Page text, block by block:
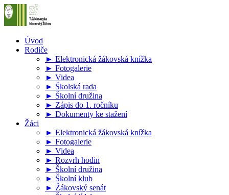
Úvod
Rodiče
► Elektronická žákovská knížka
► Fotogalerie
► Videa
► Školská rada
► Školní družina
► Zápis do 1. ročníku
► Dokumenty ke stažení
Žáci
► Elektronická žákovská knížka
► Fotogalerie
► Videa
► Rozvrh hodin
► Školní družina
► Školní klub
► Žákovský senát